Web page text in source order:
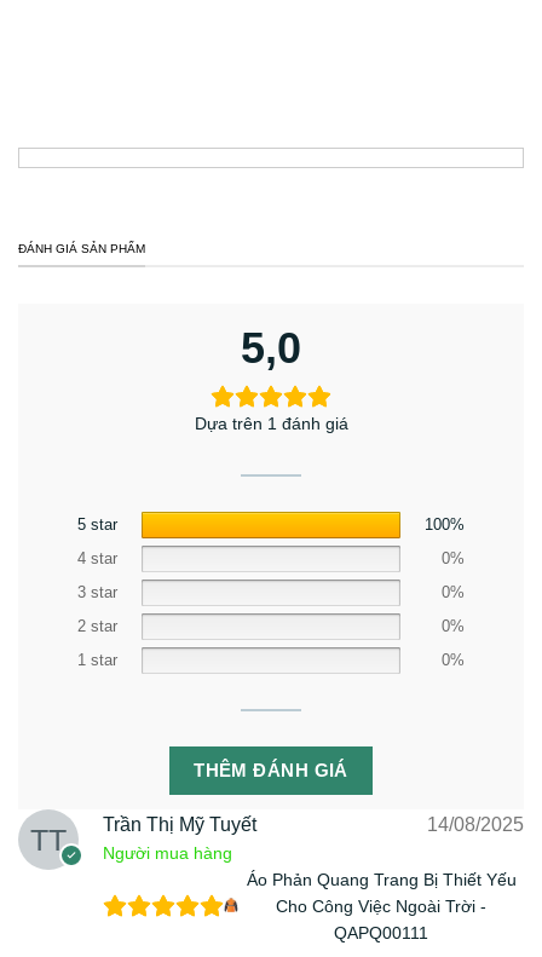
ĐÁNH GIÁ SẢN PHẨM
5,0
Dựa trên 1 đánh giá
5 star
100%
4 star
0%
3 star
0%
2 star
0%
1 star
0%
THÊM ĐÁNH GIÁ
Trần Thị Mỹ Tuyết
Người mua hàng
14/08/2025
Áo Phản Quang Trang Bị Thiết Yếu
Cho Công Việc Ngoài Trời -
QAPQ00111